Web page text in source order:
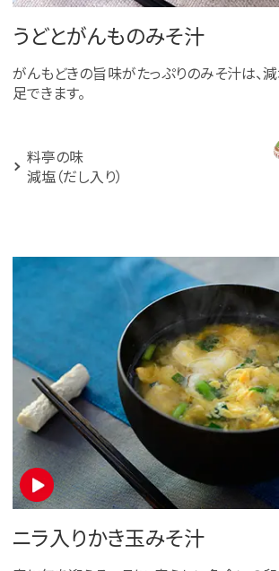
うどとがんものみそ汁
がんもどきの旨味がたっぷりのみそ汁は、
足できます。
料亭の味
減塩（だし入り）
ニラ入りかき玉みそ汁